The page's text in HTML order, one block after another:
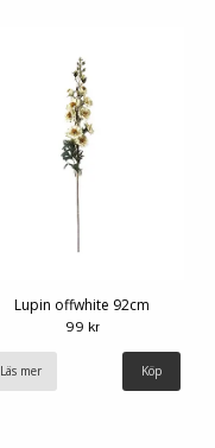
Lupin offwhite 92cm
99 kr
Läs mer